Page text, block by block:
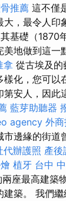
推薦 這不僅
，最令人印
基礎（1870
地做到這一
拿 從古埃及的
化，您可以
安人，因此
藍芽助聽器
agency 外
邊緣的街道
代辦護照 產後
植牙 台中
座最高建築
築。 我們